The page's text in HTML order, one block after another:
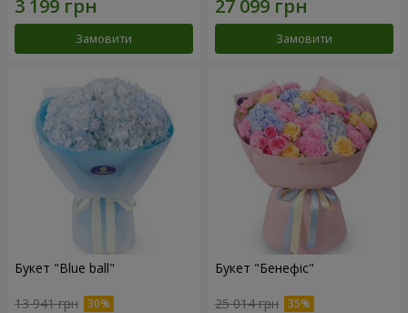
Замовити Замовити
Букет "Blue ball"
13 941 грн
Букет "Бенефіс"
25 014 грн